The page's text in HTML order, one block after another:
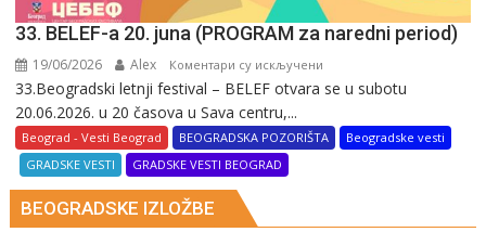
33. BELEF-a 20. juna (PROGRAM za naredni period)
19/06/2026 Alex Коментари су искључени
33.
a
33.Beogradski letnji festival – BELEF otvara se u subotu
20.06.2026. u 20 časova u Sava centru,...
Beograd - Vesti Beograd BEOGRADSKA POZORIŠTA
Beogradske vesti
GRADSKE VESTI
GRADSKE VESTI BEOGRAD
BEOGRADSKE IZLOŽBE